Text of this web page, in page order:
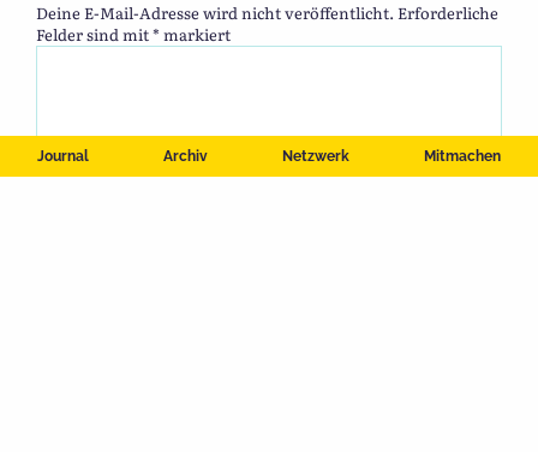
Journal Archiv Netzwerk Mitmachen
Deine E-Mail-Adresse wird nicht veröffentlicht. Erforderliche
Felder sind mit* markiert